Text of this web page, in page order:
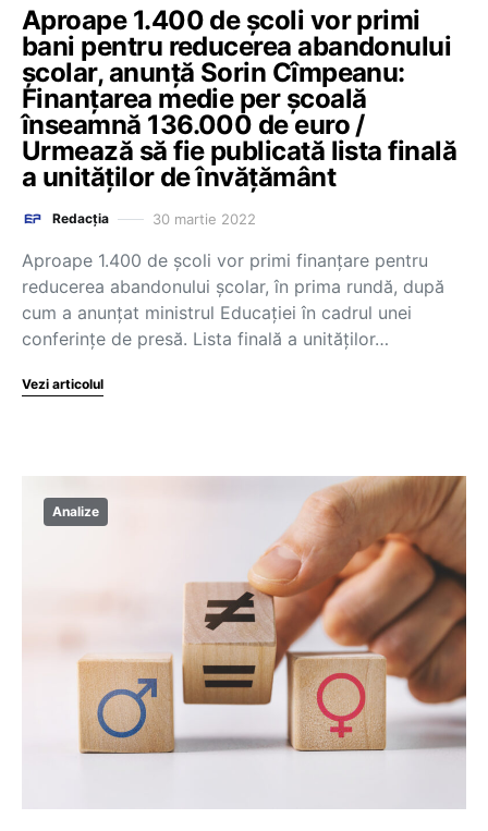
Aproape 1.400 de școli vor primi
bani pentru reducerea abandonului
școlar, anunță Sorin Cîmpeanu:
Finanțarea medie per școală
înseamnă 136.000 de euro /
Urmează să fie publicată lista finală
a unităților de învățământ
Redacția 30 martie 2022
Aproape 1.400 de școli vor primi finanțare pentru
reducerea abandonului școlar, în prima rundă, după
cum a anunțat ministrul Educației în cadrul unei
conferințe de presă. Lista finală a unităților…
Vezi articolul
Analize